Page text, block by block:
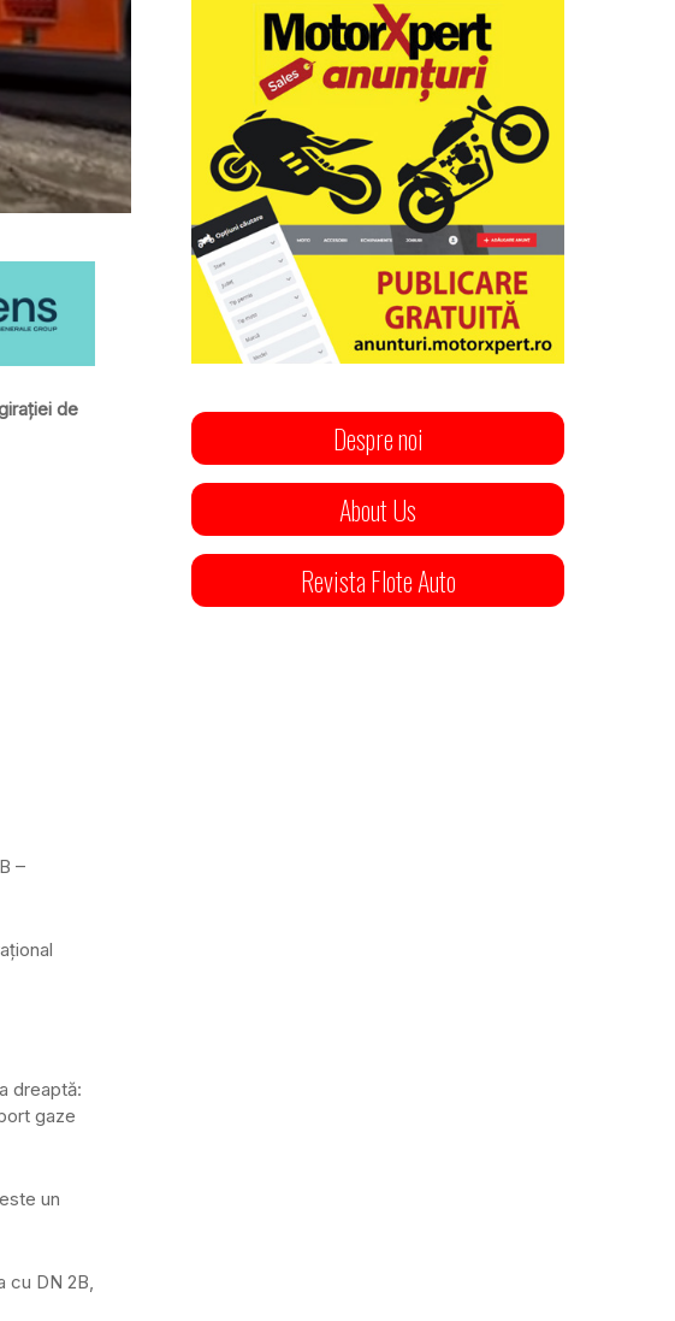
de
–
dreaptă:
gaze
un
cu DN 2B,
Despre noi
About Us
Revista Flote Auto